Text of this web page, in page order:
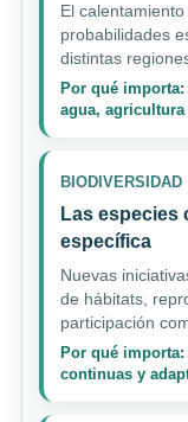
El
probabilidades
distintas
Por qué
agua,
BIODIVERSIDAD
Las especies
específica
Nuevas
de hábitats,
participación
Por qué
continuas y